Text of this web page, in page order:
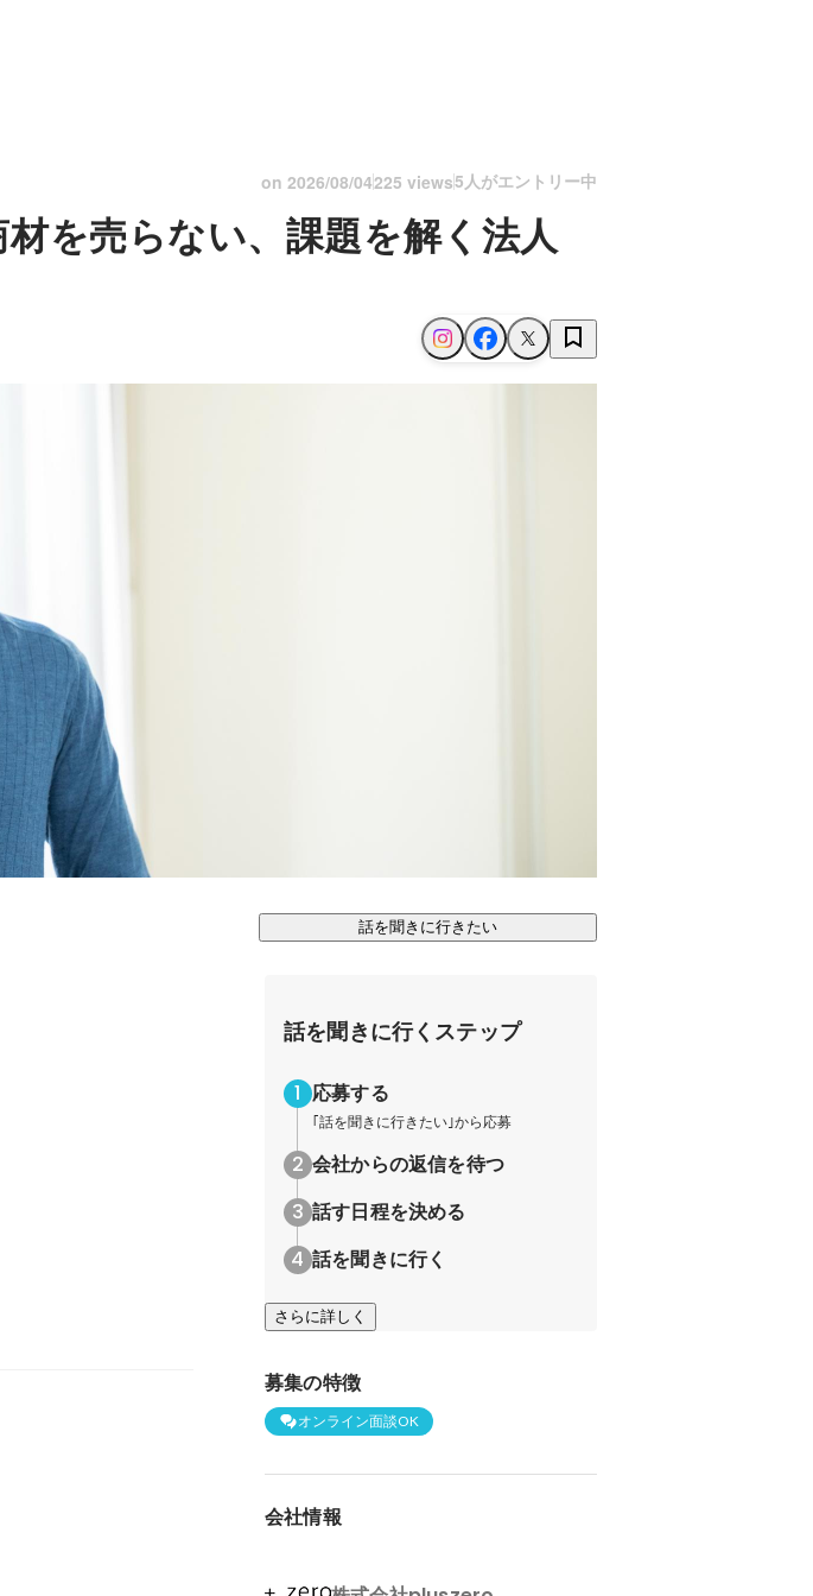
on 2026/08/04225 views5人がエントリー中
を売らない、課題を解く法人
話を聞きに行きたい
話を聞きに行くステップ
応募する
｢話を聞きに行きたい｣から応募
会社からの返信を待つ
話す日程を決める
話を聞きに行く
さらに詳しく
募集の特徴
オンライン面談OK
会社情報